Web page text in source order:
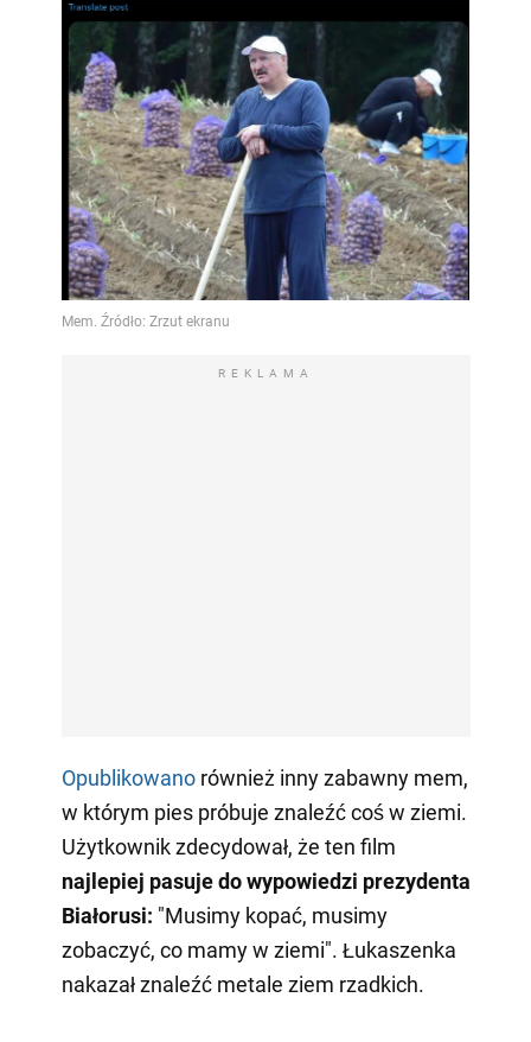
REKLAMA
Opublikowanorównież inny zabawny mem,
w którym pies próbuje znaleźć coś w ziemi.
Użytkownik zdecydował, że ten film
najlepiej pasuje do wypowiedzi prezydenta
Białorusi: "Musimy kopać, musimy
zobaczyć, co mamy w ziemi". Łukaszenka
nakazał znaleźć metale ziem rzadkich.